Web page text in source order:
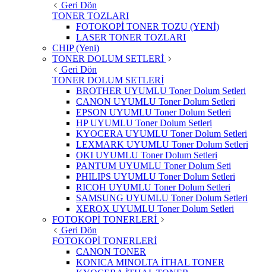
Geri Dön
TONER TOZLARI
FOTOKOPİ TONER TOZU (YENİ)
LASER TONER TOZLARI
CHIP (Yeni)
TONER DOLUM SETLERİ
Geri Dön
TONER DOLUM SETLERİ
BROTHER UYUMLU Toner Dolum Setleri
CANON UYUMLU Toner Dolum Setleri
EPSON UYUMLU Toner Dolum Setleri
HP UYUMLU Toner Dolum Setleri
KYOCERA UYUMLU Toner Dolum Setleri
LEXMARK UYUMLU Toner Dolum Setleri
OKI UYUMLU Toner Dolum Setleri
PANTUM UYUMLU Toner Dolum Seti
PHILIPS UYUMLU Toner Dolum Setleri
RICOH UYUMLU Toner Dolum Setleri
SAMSUNG UYUMLU Toner Dolum Setleri
XEROX UYUMLU Toner Dolum Setleri
FOTOKOPİ TONERLERİ
Geri Dön
FOTOKOPİ TONERLERİ
CANON TONER
KONICA MINOLTA İTHAL TONER